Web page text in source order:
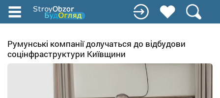
Перейти
содержанию
Румунські компанії долучаться до відбудови
соцінфраструктури Київщини